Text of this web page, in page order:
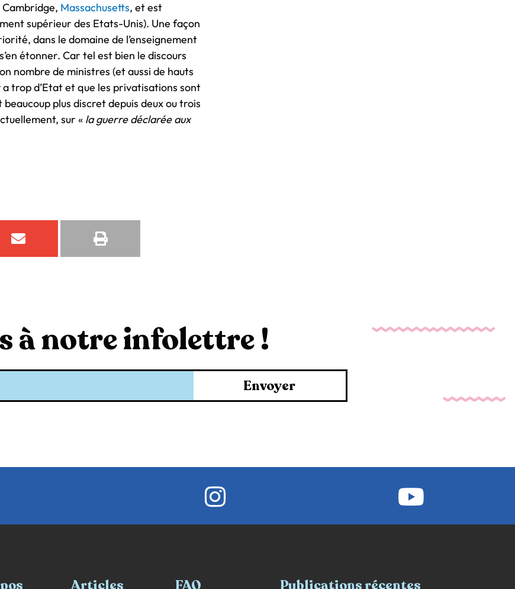
Massachusetts, et est
supérieur des Etats-Unis). Une façon
dans le domaine de l’enseignement
étonner. Car tel est bien le discours
nombre de ministres (et aussi de hauts
trop d’Etat et que les privatisations sont
plus discret depuis deux ou trois
sur « la guerre déclarée aux
à notre infolettre !
Envoyer